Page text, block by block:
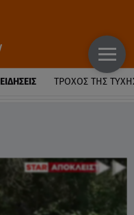
ΕΙΔΉΣΕΙΣ ΤΡΟΧΌΣ ΤΗΣ